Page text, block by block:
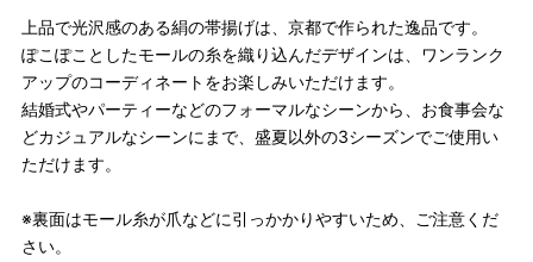
上品で光沢感のある絹の帯揚げは、京都で作られた逸品です。
ぽこぽことしたモールの糸を織り込んだデザインは、ワンランク
アップのコーディネートをお楽しみいただけます。
結婚式やパーティーなどのフォーマルなシーンから、お食事会な
どカジュアルなシーンにまで、盛夏以外の3シーズンでご使用い
ただけます。
※裏面はモール糸が爪などに引っかかりやすいため、ご注意くだ
さい。